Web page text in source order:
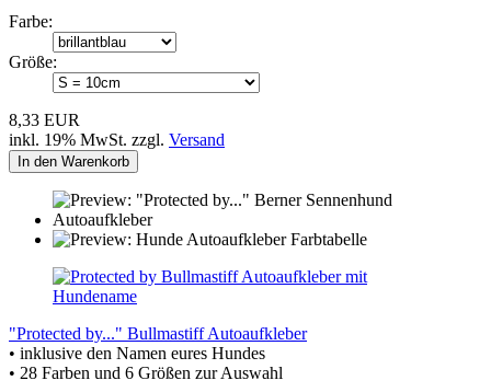
Farbe:
Größe:
8,33 EUR
inkl. 19% MwSt. zzgl. Versand
In den Warenkorb
"Protected by..." Bullmastiff Autoaufkleber
• inklusive den Namen eures Hundes
• 28 Farben und 6 Größen zur Auswahl